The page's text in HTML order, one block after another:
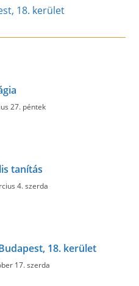
18. kerület
27. péntek
tanítás
4. szerda
18. kerület
17. szerda